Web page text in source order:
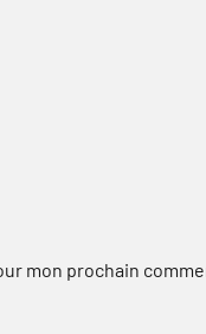
mon prochain